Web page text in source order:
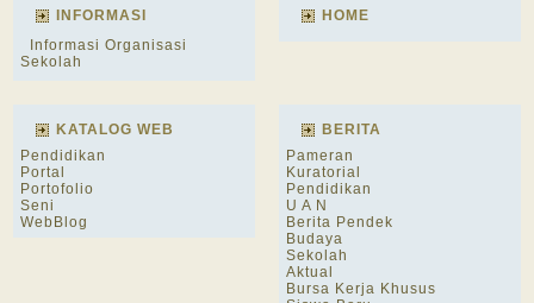
INFORMASI
Informasi Organisasi
Sekolah
HOME
KATALOG WEB
Pendidikan
Portal
Portofolio
Seni
WebBlog
BERITA
Pameran
Kuratorial
Pendidikan
U A N
Berita Pendek
Budaya
Sekolah
Aktual
Bursa Kerja Khusus